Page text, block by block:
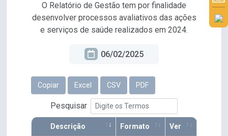
O Relatório de Gestão tem por finalidade
desenvolver processos avaliativos das ações
e serviços de saúde realizados em 2024.
06/02/2025
Copiar Excel CSV PDF
Pesquisar
Descrição Formato Ver